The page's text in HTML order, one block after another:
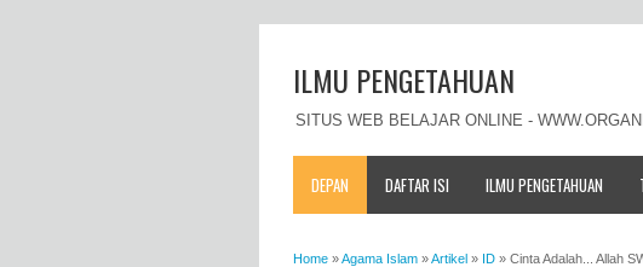
ILMU PENGETAHUAN
SITUS WEB BELAJAR ONLINE -
DEPAN DAFTAR ISI ILMU PENGETAHUAN
Home »Agama Islam »Artikel » ID » Cinta Adalah... Allah